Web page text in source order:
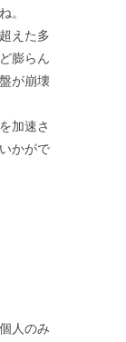
。
えた多
膨らん
が崩壊
加速さ
かがで
人のみ